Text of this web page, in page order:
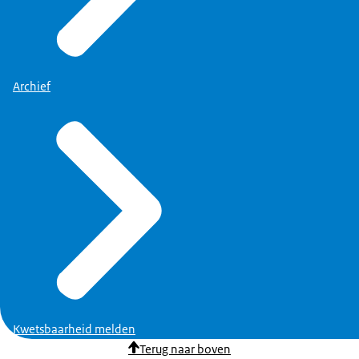
Archief
Kwetsbaarheid melden
Terug naar boven